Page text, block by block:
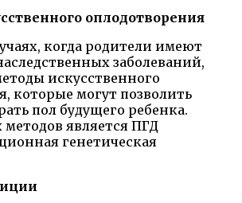
оплодотворения
когда родители имеют
заболеваний,
искусственного
которые могут позволить
пол будущего ребенка.
является ПГД
генетическая